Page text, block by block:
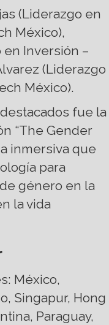
(Liderazgo en
México),
en Inversión –
(Liderazgo
México).
fue la
“The Gender
inmersiva que
para
género en la
la vida
México,
Singapur, Hong
Paraguay,